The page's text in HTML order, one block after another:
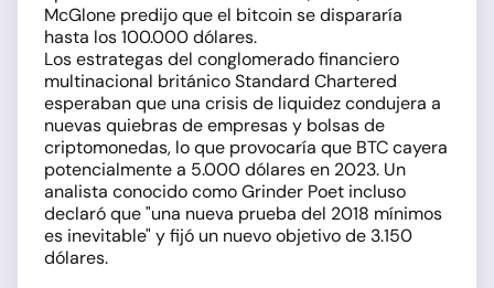
McGlone predijo que el bitcoin se dispararía
hasta los 100.000 dólares.
Los estrategas del conglomerado financiero
multinacional británico Standard Chartered
esperaban que una crisis de liquidez condujera a
nuevas quiebras de empresas y bolsas de
criptomonedas, lo que provocaría que BTC cayera
potencialmente a 5.000 dólares en 2023. Un
analista conocido como Grinder Poet incluso
declaró que "una nueva prueba del 2018 mínimos
es inevitable" y fijó un nuevo objetivo de 3.150
dólares.